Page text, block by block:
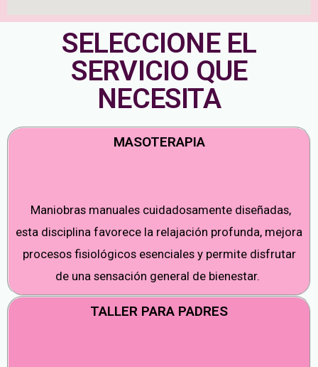
SELECCIONE EL
SERVICIO QUE
NECESITA
MASOTERAPIA
Maniobras manuales cuidadosamente diseñadas,
esta disciplina favorece la relajación profunda, mejora
procesos fisiológicos esenciales y permite disfrutar
de una sensación general de bienestar.
TALLER PARA PADRES